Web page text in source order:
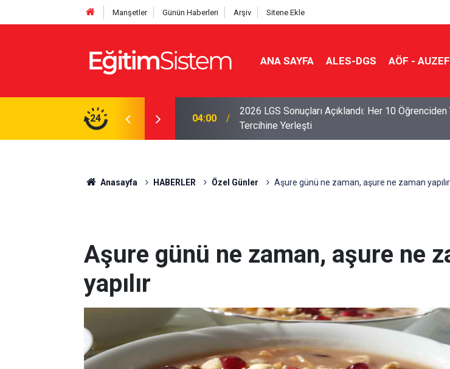
Manşetler Günün Haberleri Arşiv Sitene Ekle
ANA SAYFA ALES-DGS AÖF -
24
Sınavla Alan Liseler Yüzde 95,76
04:00
2026 LGS Sonuçları Açıklandı: Her 10 Öğrenciden
Tercihine Yerleşti
Anasayfa HABERLER Özel Günler Aşure günü ne zaman, aşure ne zaman yapılır
Aşure günü ne zaman, aşure ne
yapılır